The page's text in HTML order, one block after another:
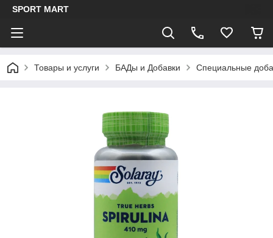
SPORT MART
Товары и услуги БАДы и Добавки Специальные